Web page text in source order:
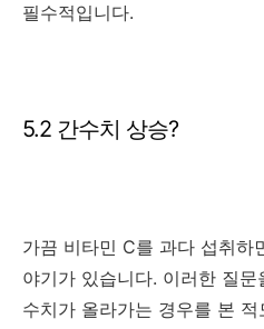
필수적입니다.
5.2 간수치 상승?
가끔 비타민 C를 과다 섭취하
야기가 있습니다. 이러한 질
수치가 올라가는 경우를 본 적